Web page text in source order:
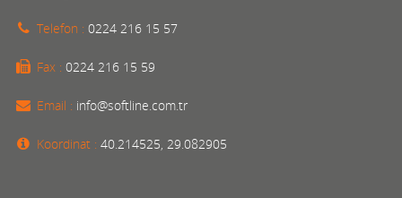
Telefon : 0224 216 15 57
Fax : 0224 216 15 59
Email : info@softline.com.tr
Koordinat : 40.214525, 29.082905